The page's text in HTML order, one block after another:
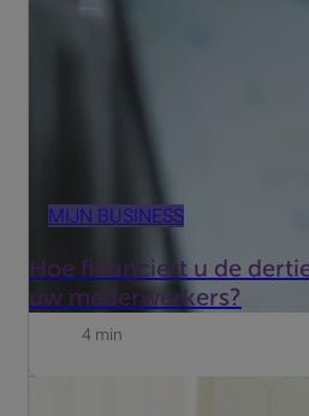
MIJN BUSINESS
Hoe financiert u de
uw mederwerkers?
einde van het jaar plaatsvindt,
4 min